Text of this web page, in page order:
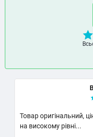
Товар оригінальний,
на високому рівні...